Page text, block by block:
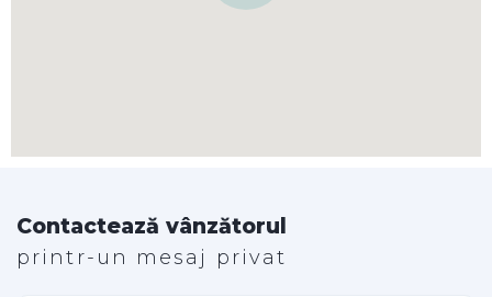
Contactează vânzătorul
printr-un mesaj privat